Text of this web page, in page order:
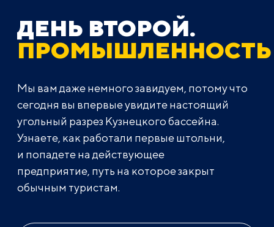
ДЕНЬ ВТОРОЙ.
ПРОМЫШЛЕННОСТЬ
Мы вам даже немного завидуем, потому что
сегодня вы впервые увидите настоящий
угольный разрез Кузнецкого бассейна.
Узнаете, как работали первые штольни,
и попадете на действующее
предприятие, путь на которое закрыт
обычным туристам.